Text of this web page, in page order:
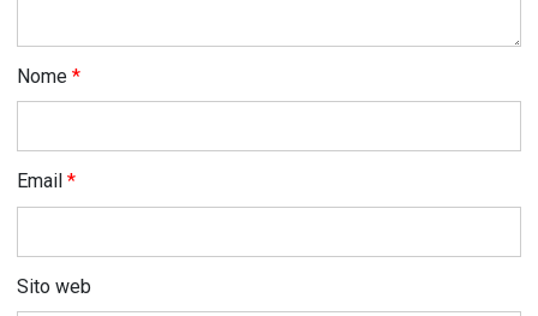
Nome *
Email *
Sito web